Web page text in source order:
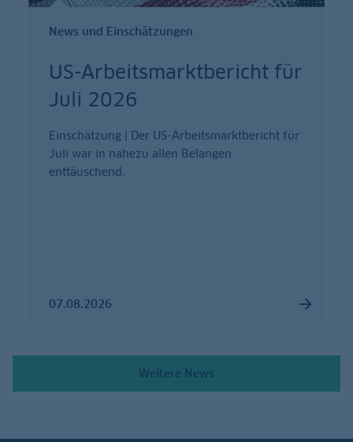
News und Einschätzungen
US-Arbeitsmarktbericht für
Juli 2026
Einschätzung | Der US-Arbeitsmarktbericht für
Juli war in nahezu allen Belangen
enttäuschend.
07.08.2026
Weitere News